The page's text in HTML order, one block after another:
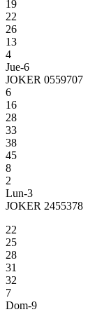
19
22
26
13
4
Jue-6
JOKER 0559707
6
16
28
33
38
45
8
2
Lun-3
JOKER 2455378
22
25
28
31
32
7
Dom-9